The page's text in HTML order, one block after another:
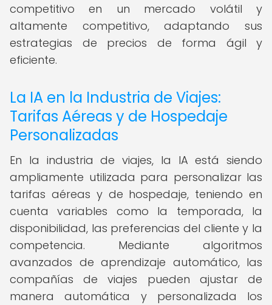
competitivo en un mercado volátil y
altamente competitivo, adaptando sus
estrategias de precios de forma ágil y
eficiente.
La IA en la Industria de Viajes:
Tarifas Aéreas y de Hospedaje
Personalizadas
En la industria de viajes, la IA está siendo
ampliamente utilizada para personalizar las
tarifas aéreas y de hospedaje, teniendo en
cuenta variables como la temporada, la
disponibilidad, las preferencias del cliente y la
competencia. Mediante algoritmos
avanzados de aprendizaje automático, las
compañías de viajes pueden ajustar de
manera automática y personalizada los